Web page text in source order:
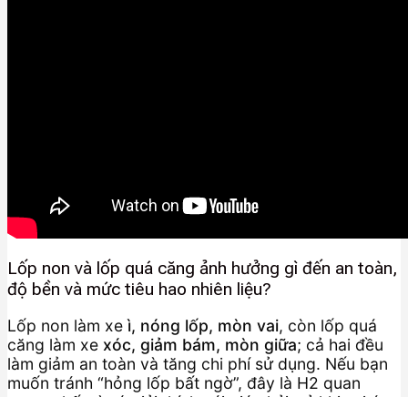
Lốp non và lốp quá căng ảnh hưởng gì đến an toàn,
độ bền và mức tiêu hao nhiên liệu?
Lốp non làm xeì, nóng lốp, mòn vai, còn lốp quá
căng làm xe xóc, giảm bám, mòn giữa; cả hai đều
làm giảm an toàn và tăng chi phí sử dụng. Nếu bạn
muốn tránh “hỏng lốp bất ngờ”, đây là H2 quan